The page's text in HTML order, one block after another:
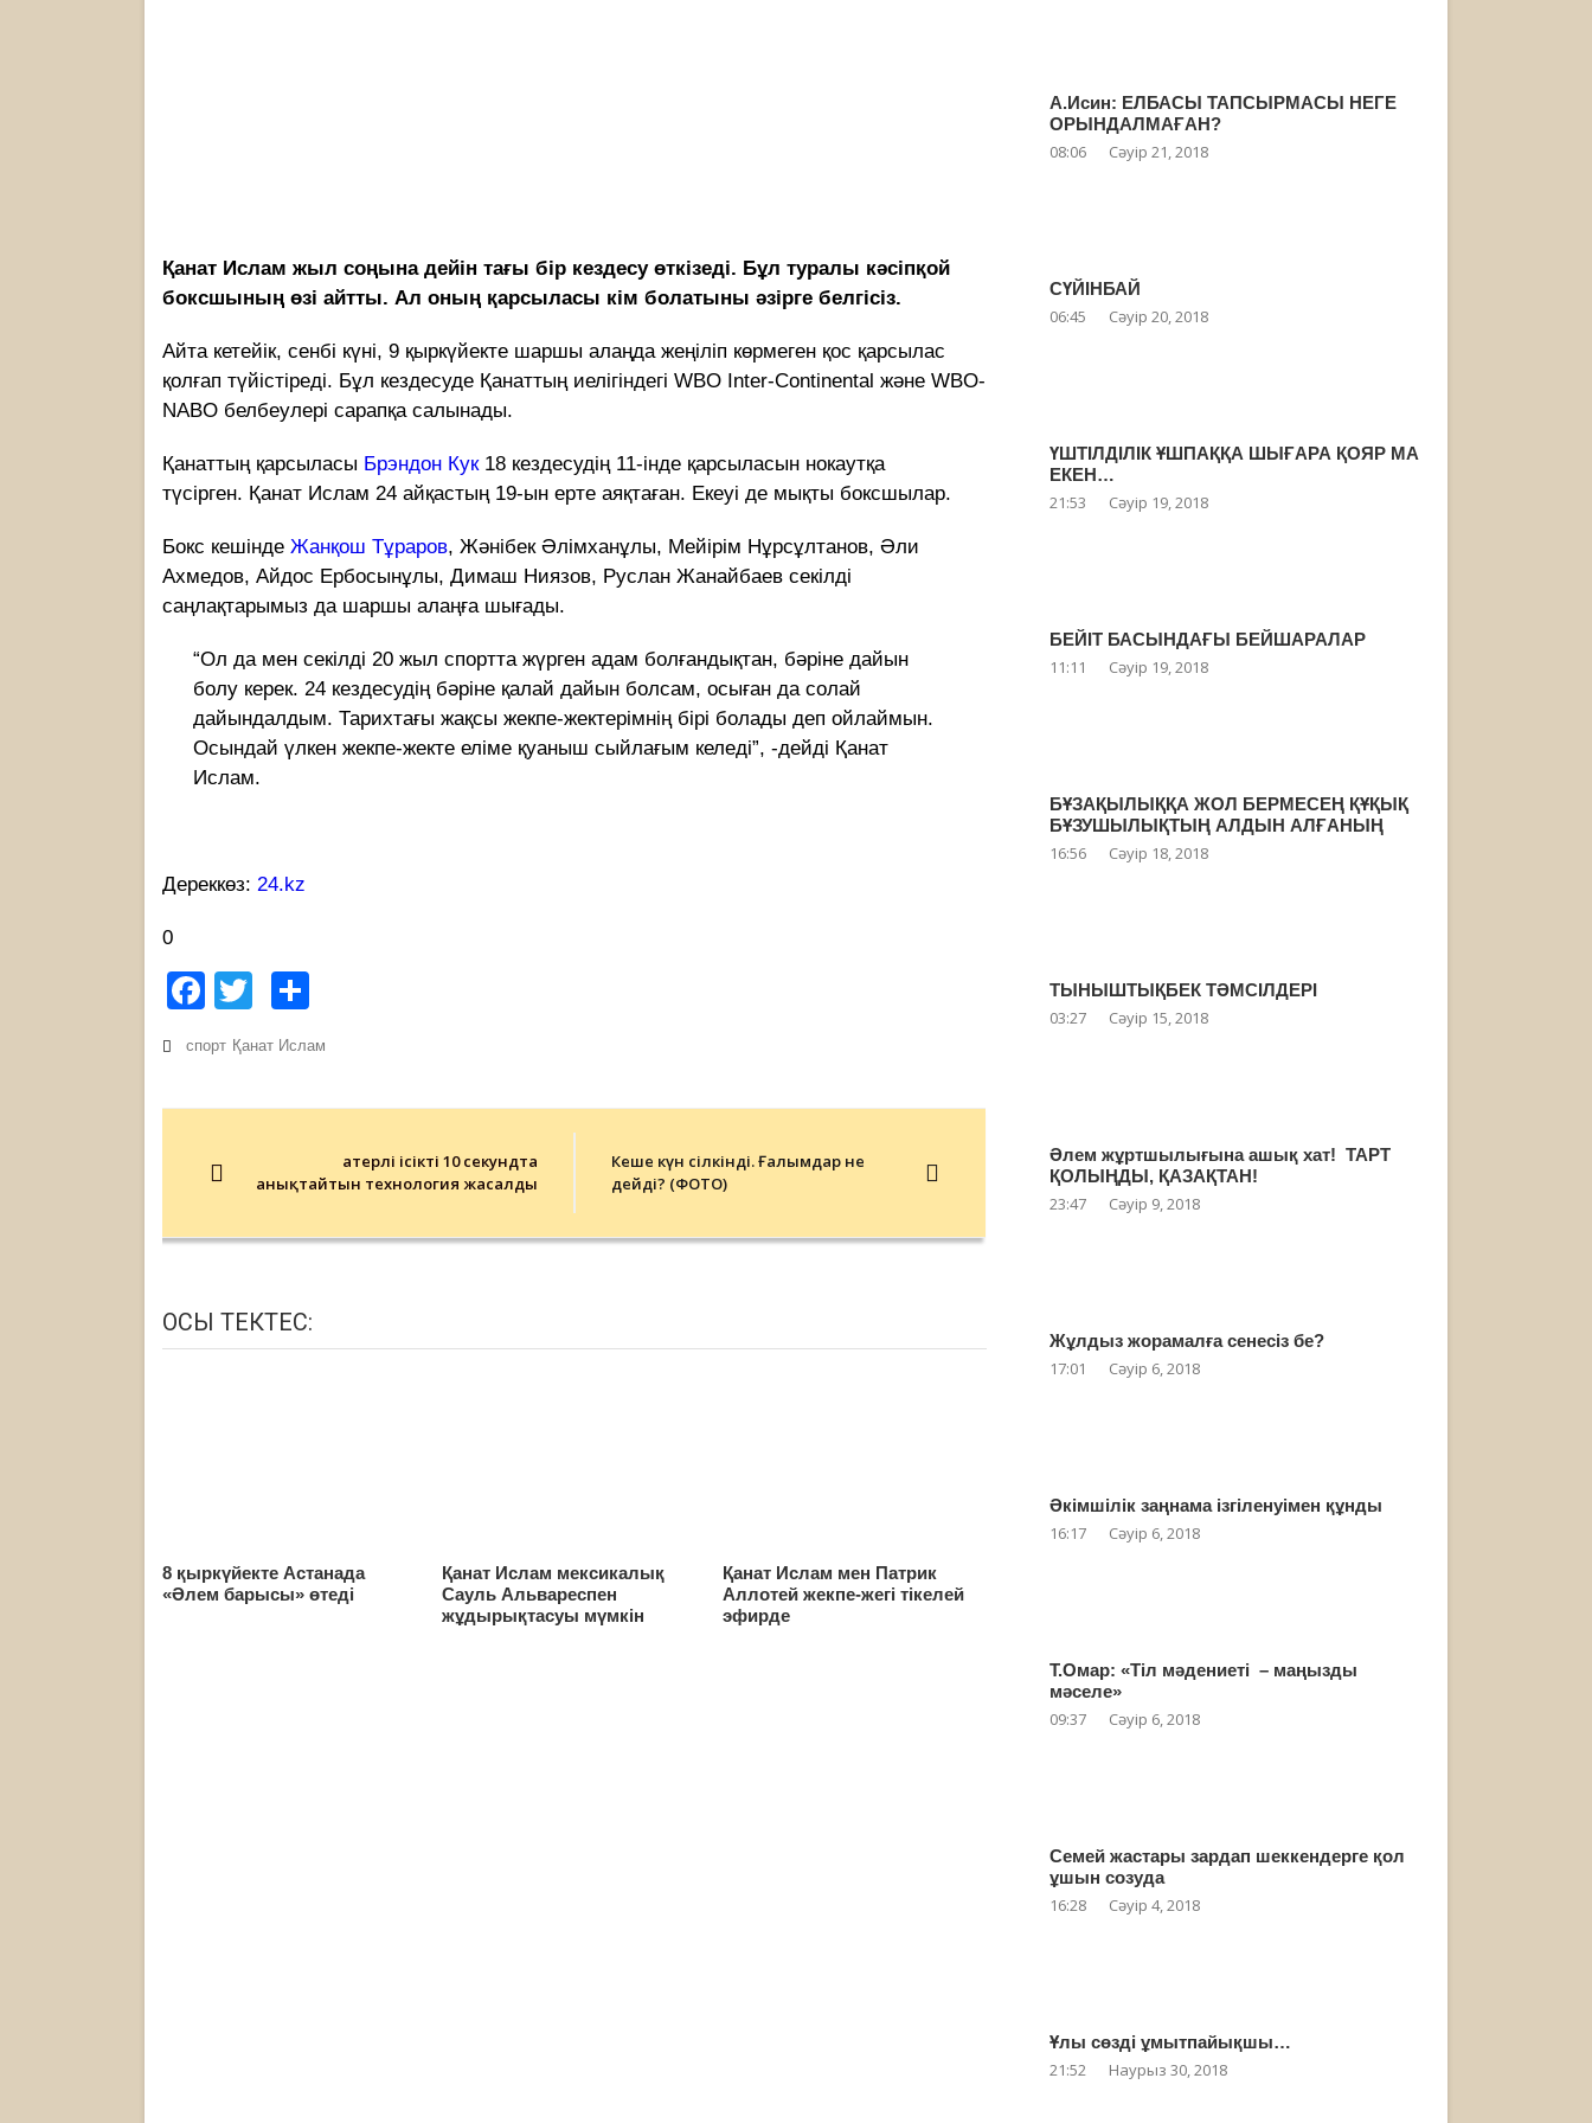
Қанат Ислам жыл соңына дейін тағы бір кездесу өткізеді. Бұл туралы кәсіпқой
боксшының өзі айтты. Ал оның қарсыласы кім болатыны әзірге белгісіз.
Айта кетейік, сенбі күні, 9 қыркүйекте шаршы алаңда жеңіліп көрмеген қос қарсылас
қолғап түйістіреді. Бұл кездесуде Қанаттың иелігіндегі WBO Inter-Continental және WBO-
NABO белбеулері сарапқа салынады.
Қанаттың қарсыласы Брэндон Кук18 кездесудің 11-інде қарсыласын нокаутқа
түсірген. Қанат Ислам 24 айқастың 19-ын ерте аяқтаған. Екеуі де мықты боксшылар.
Бокс кешінде Жанқош Тұраров, Жәнібек Әлімханұлы, Мейірім Нұрсұлтанов, Әли
Ахмедов, Айдос Ербосынұлы, Димаш Ниязов, Руслан Жанайбаев секілді
саңлақтарымыз да шаршы алаңға шығады.
“Ол да мен секілді 20 жыл спортта жүрген адам болғандықтан, бәріне дайын
болу керек. 24 кездесудің бәріне қалай дайын болсам, осыған да солай
дайындалдым. Тарихтағы жақсы жекпе-жектерімнің бірі болады деп ойлаймын.
Осындай үлкен жекпе-жекте еліме қуаныш сыйлағым келеді”, -дейді Қанат
Ислам.
Дереккөз: 24.kz
0
Facebook
Twitter
спорт Қанат Ислам
Қатерлі ісікті 10 секундта
анықтайтын технология жасалды
Кеше күн сілкінді. Ғалымдар не
дейді? (ФОТО)
ОСЫ ТЕКТЕС:
8 қыркүйекте Астанада
«Әлем барысы» өтеді
Қанат Ислам мексикалық
Сауль Альвареспен
жұдырықтасуы мүмкін
Қанат Ислам мен Патрик
Аллотей жекпе-жегі тікелей
эфирде
А.Исин: ЕЛБАСЫ ТАПСЫРМАСЫ НЕГЕ
ОРЫНДАЛМАҒАН?
08:06 Сәуір 21, 2018
СҮЙІНБАЙ
06:45 Сәуір 20, 2018
ҮШТІЛДІЛІК ҰШПАҚҚА ШЫҒАРА ҚОЯР МА
ЕКЕН…
21:53 Сәуір 19, 2018
БЕЙІТ БАСЫНДАҒЫ БЕЙШАРАЛАР
11:11 Сәуір 19, 2018
БҰЗАҚЫЛЫҚҚА ЖОЛ БЕРМЕСЕҢ ҚҰҚЫҚ
БҰЗУШЫЛЫҚТЫҢ АЛДЫН АЛҒАНЫҢ
16:56 Сәуір 18, 2018
ТЫНЫШТЫҚБЕК ТӘМСІЛДЕРІ
03:27 Сәуір 15, 2018
Әлем жұртшылығына ашық хат! ТАРТ
ҚОЛЫҢДЫ, ҚАЗАҚТАН!
23:47 Сәуір 9, 2018
Жұлдыз жорамалға сенесіз бе?
17:01 Сәуір 6, 2018
Әкімшілік заңнама ізгіленуімен құнды
16:17 Сәуір 6, 2018
Т.Омар: «Тіл мәдениеті – маңызды
мәселе»
09:37 Сәуір 6, 2018
Семей жастары зардап шеккендерге қол
ұшын созуда
16:28 Сәуір 4, 2018
Ұлы сөзді ұмытпайықшы…
21:52 Наурыз 30, 2018